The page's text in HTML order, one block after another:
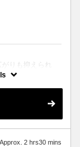
りも抑えられ
やかなハイトー
2 hrs30 mins